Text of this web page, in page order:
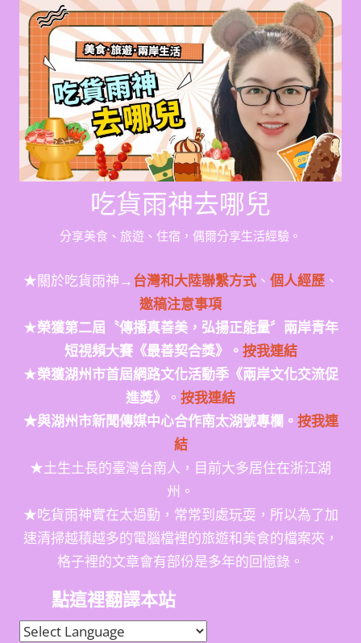
Skip
content
吃貨雨神去哪兒
分享美食、旅遊、住宿，偶爾分享生活經驗。
★關於吃貨雨神→台灣和大陸聯繫方式、 個人經歷、
邀稿注意事項
★榮獲第二屆〝傳播真善美，弘揚正能量〞兩岸青年
短視頻大賽《最善契合獎》。 按我連結
★榮獲湖州市首屆網路文化活動季《兩岸文化交流促
進獎》
。 按我連結
★與湖州市新聞傳媒中心合作南太湖號專欄。 按我連
結
★土生土長的臺灣台南人，目前大多居住在浙江湖
州。
★吃貨雨神實在太過動，常常到處玩耍，所以為了加
速清掃越積越多的電腦檔裡的旅遊和美食的檔案夾，
格子裡的文章會有部份是多年的回憶錄。
點這裡翻譯本站